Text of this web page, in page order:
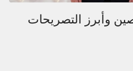
وأبرز التصريحات